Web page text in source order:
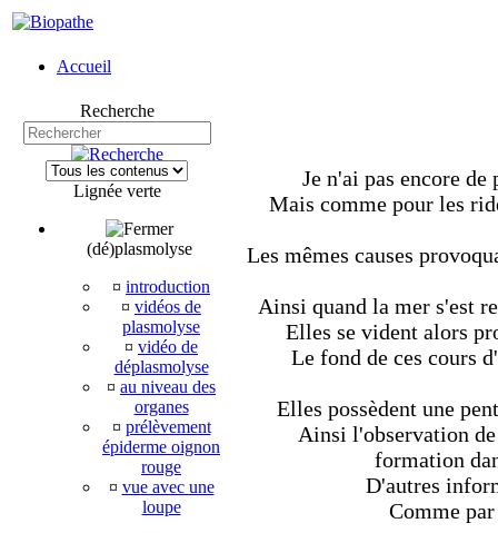
Accueil
Recherche
Lignée verte
(dé)plasmolyse
¤ introduction
¤ vidéos de
plasmolyse
¤ vidéo de
déplasmolyse
¤ au niveau des
organes
¤ prélèvement
épiderme oignon
rouge
¤ vue avec une
loupe
Je n'ai pas encore
Mais comme pour les
Les mêmes causes
Ainsi quand la mer s'est
Elles se vident alors
Le fond de ces cours
Elles possèdent une
Ainsi l'observation
formation
D'autres
Comme